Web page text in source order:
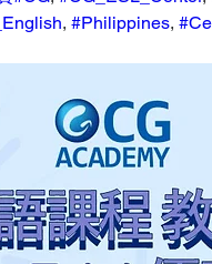
, #Philippines,